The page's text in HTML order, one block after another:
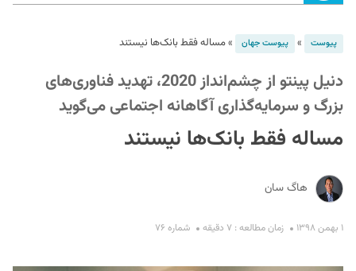
پیوست » پیوست جهان »مساله فقط بانک‌ها نیستند
دنیل پینتو از چشم‌انداز 2020، تهدید فناوری‌های
بزرگ و سرمایه‌گذاری آگاهانه اجتماعی می‌گوید
مساله فقط بانک‌ها نیستند
هاگ سان
۱ بهمن ۱۳۹۸ زمان مطالعه : ۷ دقیقه شماره ۷۶